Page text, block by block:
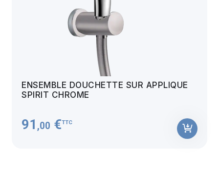
ENSEMBLE DOUCHETTE SUR APPLIQUE
SPIRIT CHROME
91 ,00 €TTC